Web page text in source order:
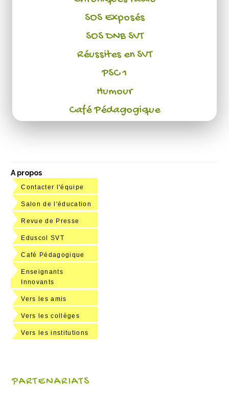
SOS Exposés
SOS DNB SVT
Réussites en SVT
PSC 1
Humour
Café Pédagogique
A propos
Contacter l'équipe
Salon de l'éducation
Revue de Presse
Eduscol SVT
Café Pédagogique
Enseignants
Innovants
Vers les amis
Vers les collèges
Vers les institutions
PARTENARIATS